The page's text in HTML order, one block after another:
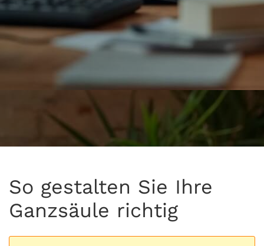
So gestalten Sie Ihre
Ganzsäule richtig